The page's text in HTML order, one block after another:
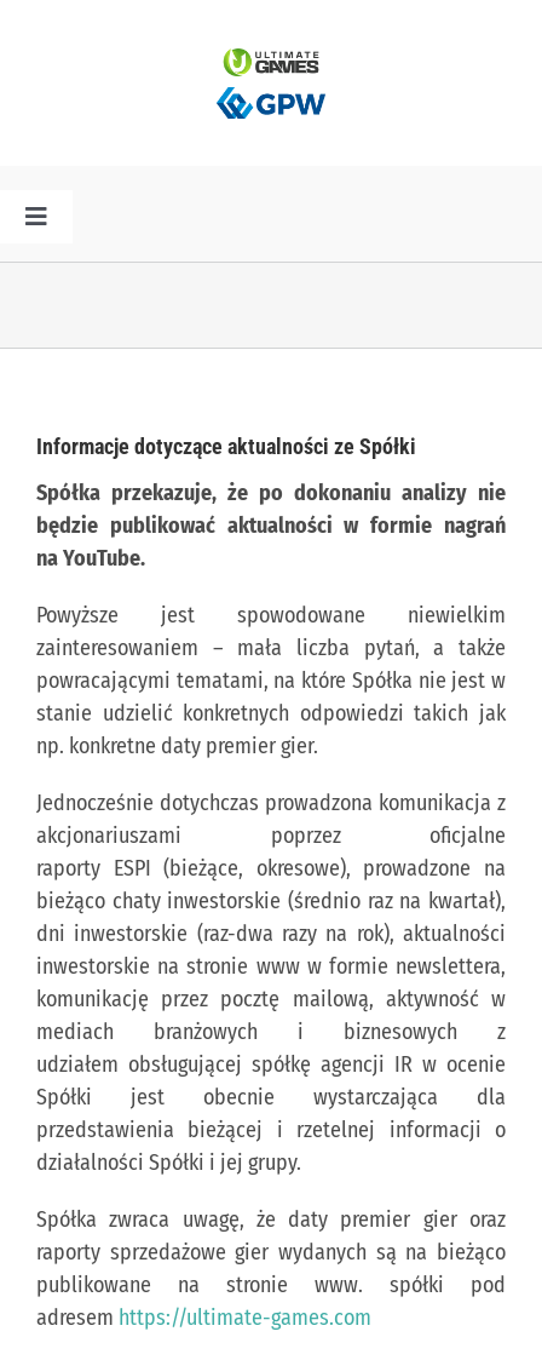
Toggle
Navigation
PLAN PREMIER
SPÓŁKA
KONTAKT
PUBLISHING (EN)
Informacje dotyczące aktualności ze Spółki
Spółka przekazuje, że po dokonaniu analizy nie
będzie publikować aktualności w formie nagrań
naYouTube.
Powyższe jest spowodowane niewielkim
zainteresowaniem – mała liczba pytań, a także
powracającymi tematami, na które Spółka nie jest w
stanie udzielić konkretnych odpowiedzi takich jak
np. konkretne daty premier gier.
Jednocześnie dotychczas prowadzona komunikacja z
akcjonariuszami poprzez oficjalne
raporty ESPI (bieżące, okresowe), prowadzone na
bieżąco chaty inwestorskie (średnio raz na kwartał),
dni inwestorskie (raz-dwa razy na rok), aktualności
inwestorskie na stronie www w formie newslettera,
komunikację przez pocztę mailową, aktywność w
mediach branżowych i biznesowych z
udziałem obsługującej spółkę agencji IR w ocenie
Spółki jest obecnie wystarczająca dla
przedstawienia bieżącej i rzetelnej informacji o
działalności Spółki i jej grupy.
Spółka zwraca uwagę, że daty premier gier oraz
raporty sprzedażowe gier wydanych są na bieżąco
publikowane na stronie www. spółki pod
adresem https://ultimate-games.com